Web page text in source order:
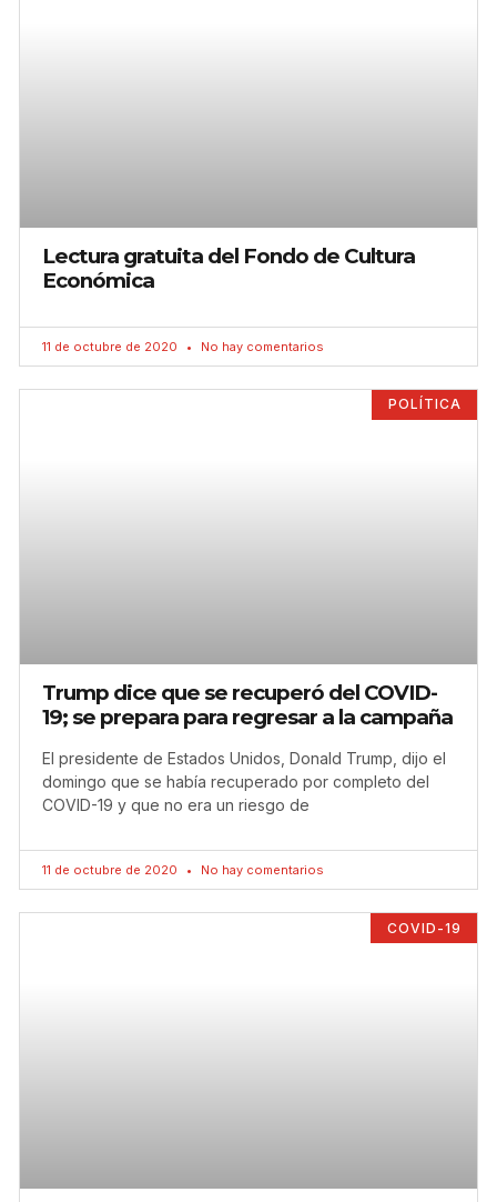
Lectura gratuita del Fondo de Cultura
Económica
11 de octubre de 2020 No hay comentarios
POLÍTICA
Trump dice que se recuperó del COVID-
19; se prepara para regresar a la campaña
El presidente de Estados Unidos, Donald Trump, dijo el
domingo que se había recuperado por completo del
COVID-19 y que no era un riesgo de
11 de octubre de 2020 No hay comentarios
COVID-19